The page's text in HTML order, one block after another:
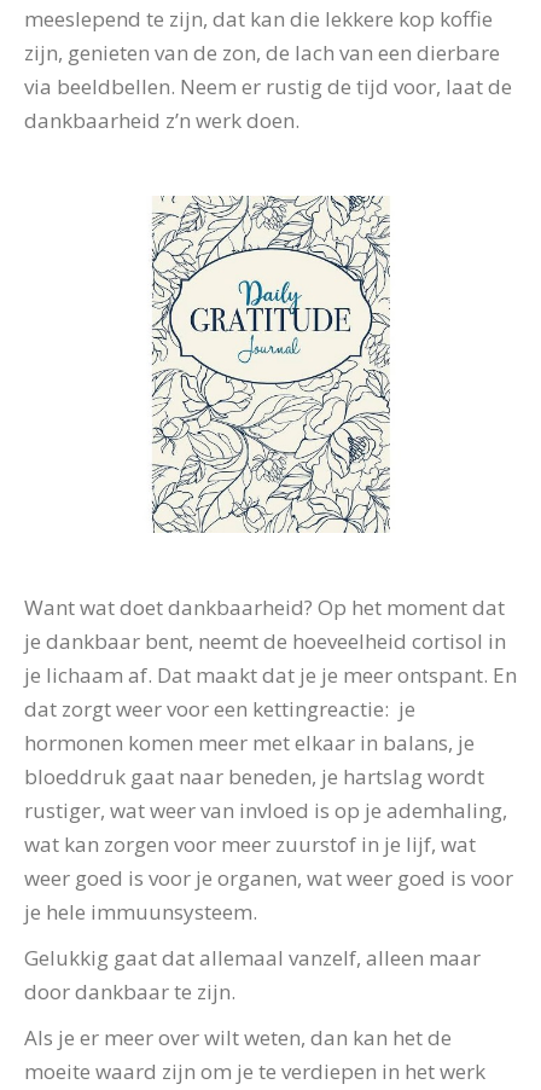
meeslepend te zijn, dat kan die lekkere kop koffie
zijn, genieten van de zon, de lach van een dierbare
via beeldbellen. Neem er rustig de tijd voor, laat de
dankbaarheid z’n werk doen.
Want wat doet dankbaarheid? Op het moment dat
je dankbaar bent, neemt de hoeveelheid cortisol in
je lichaam af. Dat maakt dat je je meer ontspant. En
dat zorgt weer voor een kettingreactie: je
hormonen komen meer met elkaar in balans, je
bloeddruk gaat naar beneden, je hartslag wordt
rustiger, wat weer van invloed is op je ademhaling,
wat kan zorgen voor meer zuurstof in je lijf, wat
weer goed is voor je organen, wat weer goed is voor
je hele immuunsysteem.
Gelukkig gaat dat allemaal vanzelf, alleen maar
door dankbaar te zijn.
Als je er meer over wilt weten, dan kan het de
moeite waard zijn om je te verdiepen in het werk